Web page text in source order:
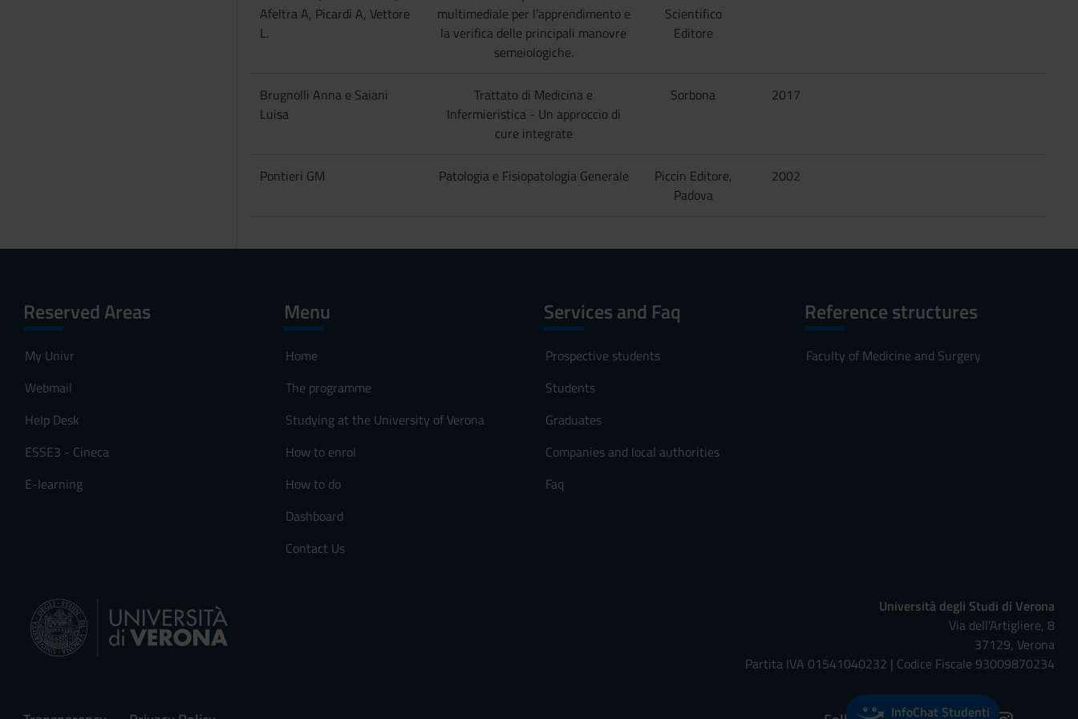
Afeltra A, Picardi A, Vettore
L.
multimediale per l’apprendimento e
la verifica delle principali manovre
semeiologiche.
Scientifico
Editore
Brugnolli Anna e Saiani
Luisa
Trattato di Medicina e
Infermieristica - Un approccio di
cure integrate
Sorbona 2017
Pontieri GM Patologia e Fisiopatologia Generale
Piccin Editore,
Padova
2002
Reserved Areas
My Univr
Webmail
Help Desk
ESSE3 - Cineca
E-learning
Menu
Home
The programme
Studying at the University of Verona
How to enrol
How to do
Dashboard
Contact Us
Services and Faq
Prospective students
Students
Graduates
Companies and local authorities
Faq
Reference structures
Faculty of Medicine and Surgery
Università degli Studi di Verona
Via dell'Artigliere, 8
37129, Verona
Partita IVA 01541040232 | Codice Fiscale 93009870234
InfoChat Studenti